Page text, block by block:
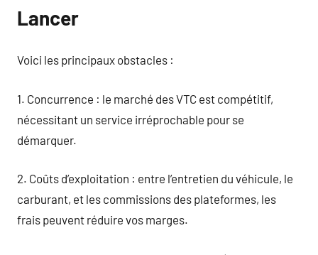
Lancer
Voici les principaux obstacles :
1. Concurrence : le marché des VTC est compétitif,
nécessitant un service irréprochable pour se
démarquer.
2. Coûts d’exploitation : entre l’entretien du véhicule, le
carburant, et les commissions des plateformes, les
frais peuvent réduire vos marges.